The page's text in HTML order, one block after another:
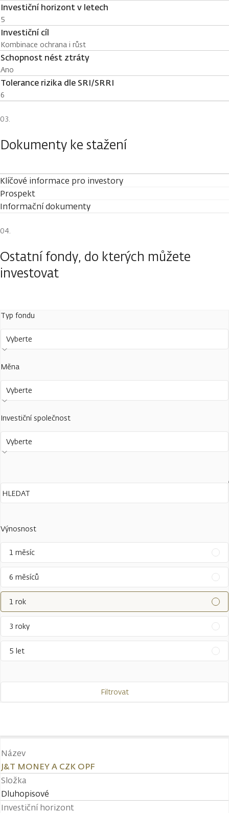
Investiční horizont v letech
5
Investiční cíl
Kombinace ochrana i růst
Schopnost nést ztráty
Ano
Tolerance rizika dle SRI/SRRI
6
Dokumenty ke stažení
Klíčové informace pro investory
Prospekt
Informační dokumenty
Ostatní fondy, do kterých můžete
investovat
Typ fondu
Vyberte
Měna
Vyberte
Investiční společnost
Vyberte
Výnosnost
1 měsíc
6 měsíců
1 rok
3 roky
5 let
Filtrovat
Název
J&T MONEY A CZK OPF
Složka
Dluhopisové
Investiční horizont